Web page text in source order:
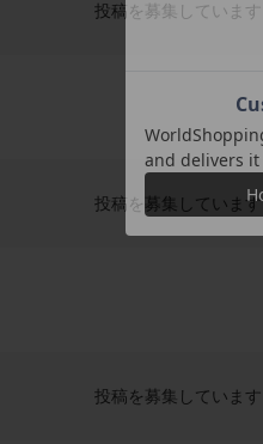
投稿を募集しています
投稿を募集しています
投稿を募集しています